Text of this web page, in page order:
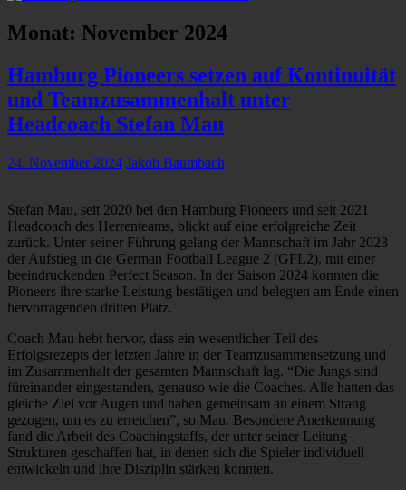
Monat: November 2024
Hamburg Pioneers setzen auf Kontinuität
und Teamzusammenhalt unter
Headcoach Stefan Mau
24. November 2024 Jakob Baumbach
Stefan Mau, seit 2020 bei den Hamburg Pioneers und seit 2021
Headcoach des Herrenteams, blickt auf eine erfolgreiche Zeit
zurück. Unter seiner Führung gelang der Mannschaft im Jahr 2023
der Aufstieg in die German Football League 2 (GFL2), mit einer
beeindruckenden Perfect Season. In der Saison 2024 konnten die
Pioneers ihre starke Leistung bestätigen und belegten am Ende einen
hervorragenden dritten Platz.
Coach Mau hebt hervor, dass ein wesentlicher Teil des
Erfolgsrezepts der letzten Jahre in der Teamzusammensetzung und
im Zusammenhalt der gesamten Mannschaft lag. “Die Jungs sind
füreinander eingestanden, genauso wie die Coaches. Alle hatten das
gleiche Ziel vor Augen und haben gemeinsam an einem Strang
gezogen, um es zu erreichen”, so Mau. Besondere Anerkennung
fand die Arbeit des Coachingstaffs, der unter seiner Leitung
Strukturen geschaffen hat, in denen sich die Spieler individuell
entwickeln und ihre Disziplin stärken konnten.